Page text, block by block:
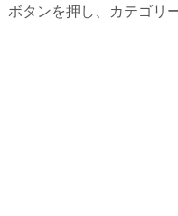
タンを押し、カテゴリ